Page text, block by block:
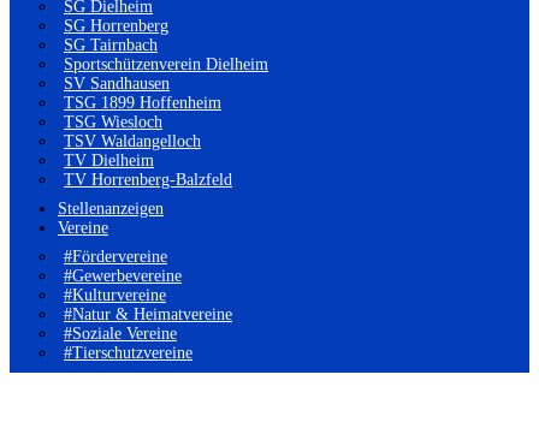
SG Dielheim
SG Horrenberg
SG Tairnbach
Sportschützenverein Dielheim
SV Sandhausen
TSG 1899 Hoffenheim
TSG Wiesloch
TSV Waldangelloch
TV Dielheim
TV Horrenberg-Balzfeld
Stellenanzeigen
Vereine
#Fördervereine
#Gewerbevereine
#Kulturvereine
#Natur & Heimatvereine
#Soziale Vereine
#Tierschutzvereine